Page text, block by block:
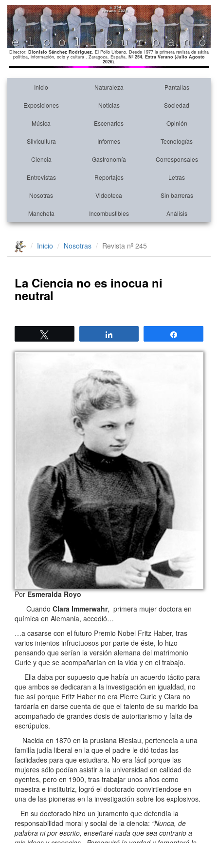
Director: Dionisio Sánchez Rodríguez. El Pollo Urbano. Desde 1977 la primera revista de sátira
política, información, ocio y cultura . Zaragoza. España. Nº 254. Extra Verano (Julio Agosto
2026).
Inicio Naturaleza Pantallas
Exposiciones Noticias Sociedad
Música Escenarios Opinión
Silvicultura Informes Tecnologías
Ciencia Gastronomía Corresponsales
Entrevistas Reportajes Letras
Nosotras Videoteca Sin barreras
Mancheta Incombustibles Análisis
Inicio Nosotras Revista nº 245
La Ciencia no es inocua ni
neutral
PorEsmeralda Royo
Cuando Clara Immerwahr, primera mujer doctora en
química en Alemania, accedió…
…a casarse con el futuro Premio Nobel Fritz Haber, tras
varios intentos infructuosos por parte de éste, lo hizo
pensando que serían la versión alemana del matrimonio
Curie y que se acompañarían en la vida y en el trabajo.
Ella daba por supuesto que había un acuerdo tácito para
que ambos se dedicaran a la investigación en igualdad, no
fue así porque Fritz Haber no era Pierre Curie y Clara no
tardaría en darse cuenta de que el talento de su marido iba
acompañado de grandes dosis de autoritarismo y falta de
escrúpulos.
Nacida en 1870 en la prusiana Bieslau, pertenecía a una
familía judía liberal en la que el padre le dió todas las
facilidades para que estudiara. No era fácil porque las
mujeres sólo podían asistir a la universidad en calidad de
oyentes, pero en 1900, tras trabajar unos años como
maestra e institutriz, logró el doctorado convirtiendose en
una de las pioneras en la investigación sobre los explosivos.
En su doctorado hizo un juramento que defendía la
responsabilidad moral y social de la ciencia: “Nunca, de
palabra ni por escrito, enseñaré nada que sea contrario a